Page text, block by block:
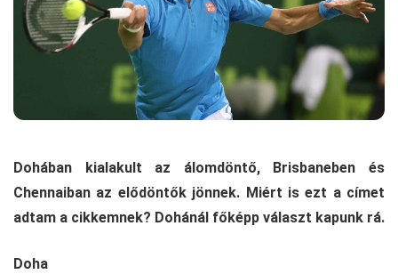
Dohában kialakult az álomdöntő, Brisbaneben és
Chennaiban az elődöntők jönnek. Miért is ezt a címet
adtam a cikkemnek? Dohánál főképp választ kapunk rá.
Doha